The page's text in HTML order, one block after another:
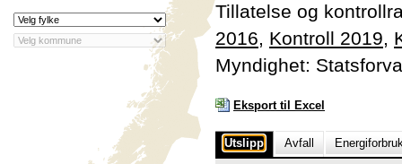
Tillatelse og
2016, Kontroll 2019,
Myndighet:
Eksport til Excel
Utslipp Avfall